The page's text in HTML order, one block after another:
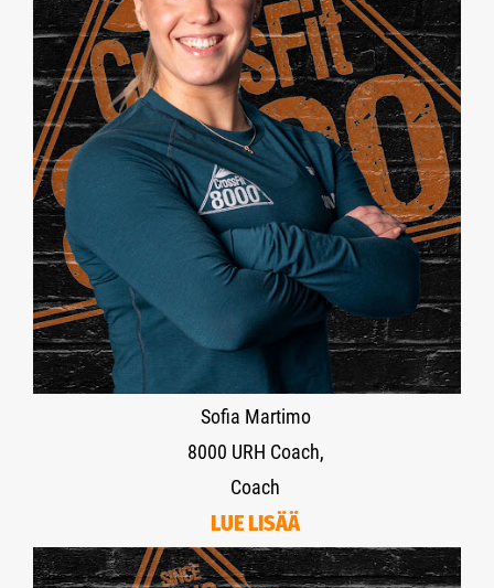
Sofia Martimo
8000 URH Coach,
Coach
LUE LISÄÄ